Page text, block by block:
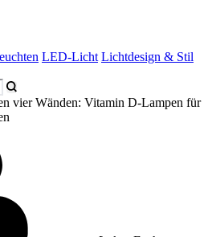
LED-Licht Lichtdesign & Stil
vier Wänden: Vitamin D-Lampen für